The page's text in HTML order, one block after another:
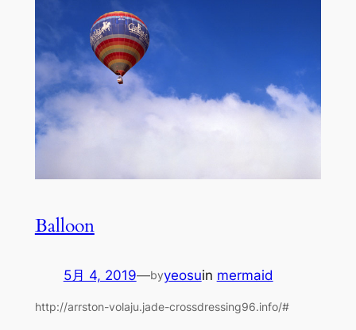
Balloon
5月 4, 2019—byyeosuin mermaid
http://arrston-volaju.jade-crossdressing96.info/#